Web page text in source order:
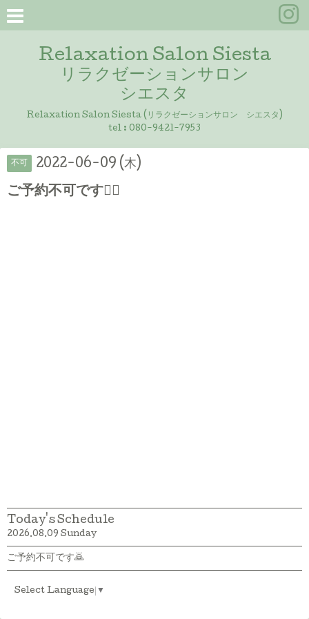
Relaxation Salon Siesta
リラクゼーションサロン
シエスタ
Relaxation Salon Siesta (リラクゼーションサロン シエスタ)
tel : 080-9421-7953
不可 2022-06-09 (木)
ご予約不可です🙇‍♀️
Today's Schedule
2026.08.09 Sunday
ご予約不可です🙇
Select Language ▼